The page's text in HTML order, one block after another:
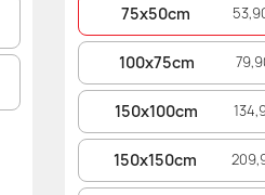
75x50cm
100x75cm
150x100cm
150x150cm